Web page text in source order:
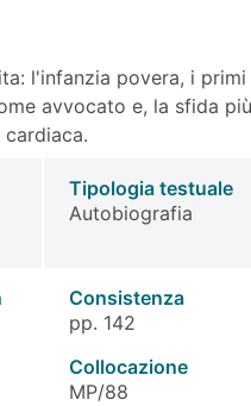
l'infanzia povera, i primi
avvocato e, la sfida più
Tipologia testuale
Autobiografia
Consistenza
pp. 142
Collocazione
MP/88